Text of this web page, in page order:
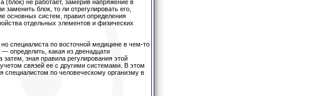
(блок) не работает, замерив напряжение в
блок, то ли отрегулировать его,
основных систем, правил определения
отдельных элементов и физических
специалиста по восточной медицине в чем-то
определить, какая из двенадцати
зная правила регулирования этой
связей ее с другими системами. В этом
специалистом по человеческому организму в